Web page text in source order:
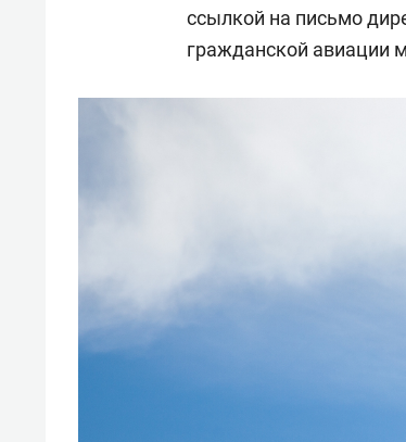
ссылкой на письмо
гражданской авиации